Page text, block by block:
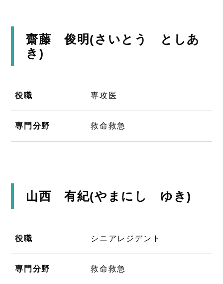
齋藤 俊明(さいとう としあ
き)
役職 専攻医
専門分野 救命救急
山西 有紀(やまにし ゆき)
役職 シニアレジデント
専門分野 救命救急